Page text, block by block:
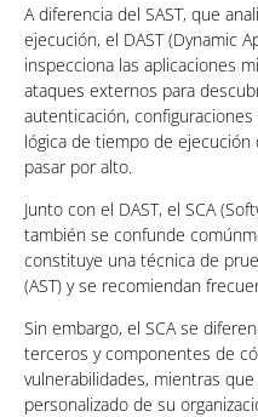
A diferencia del SAST, que
ejecución, el DAST (Dynamic
inspecciona las aplicaciones
ataques externos para
autenticación,
lógica de tiempo de
pasar por alto.
Junto con el DAST, el SCA
también se confunde
constituye una técnica de
(AST) y se recomiendan
Sin embargo, el SCA se
terceros y componentes de
vulnerabilidades, mientras
personalizado de su